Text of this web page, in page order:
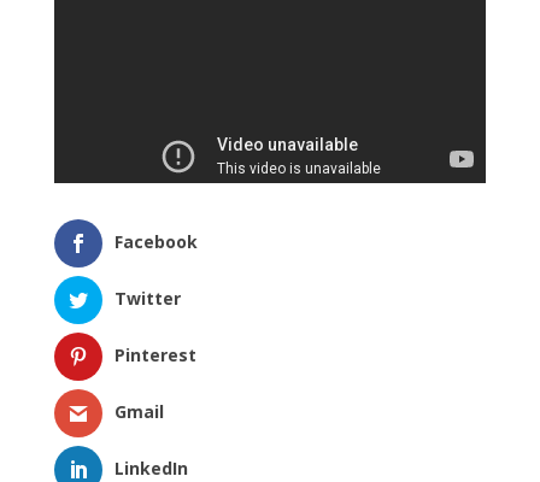
Facebook
Twitter
Pinterest
Gmail
LinkedIn